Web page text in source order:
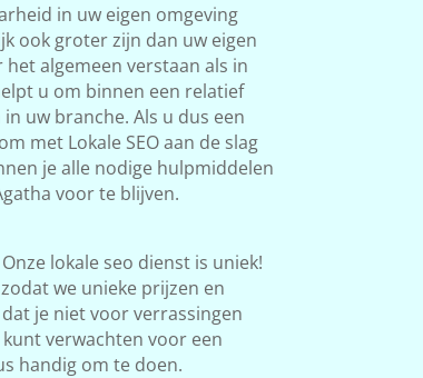
in uw eigen omgeving
ook groter zijn dan uw eigen
algemeen verstaan als in
u om binnen een relatief
uw branche. Als u dus een
met Lokale SEO aan de slag
je alle nodige hulpmiddelen
voor te blijven.
lokale seo dienst is uniek!
we unieke prijzen en
je niet voor verrassingen
verwachten voor een
handig om te doen.